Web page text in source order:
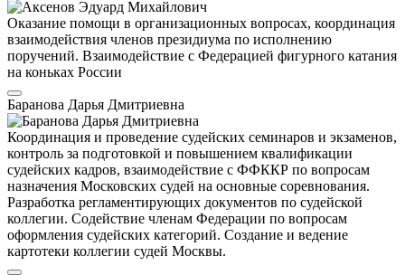
Оказание помощи в организационных вопросах, координация
взаимодействия членов президиума по исполнению
поручений. Взаимодействие с Федерацией фигурного катания
на коньках России
Баранова Дарья Дмитриевна
Координация и проведение судейских семинаров и экзаменов,
контроль за подготовкой и повышением квалификации
судейских кадров, взаимодействие с ФФККР по вопросам
назначения Московских судей на основные соревнования.
Разработка регламентирующих документов по судейской
коллегии. Содействие членам Федерации по вопросам
оформления судейских категорий. Создание и ведение
картотеки коллегии судей Москвы.